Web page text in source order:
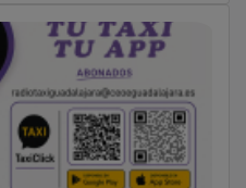
une humor y
de